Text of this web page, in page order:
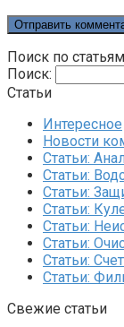
Поиск по
Поиск:
Статьи
Интересное
Новости
Статьи:
Статьи:
Статьи:
Статьи:
Статьи:
Статьи:
Статьи:
Статьи:
Свежие статьи